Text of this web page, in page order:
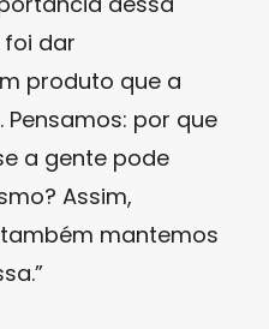
foi dar
produto que a
por que
a gente pode
Assim,
mantemos